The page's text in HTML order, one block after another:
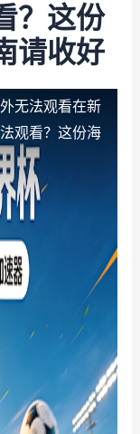
？这份
请收好
无法观看在新
观看？这份海